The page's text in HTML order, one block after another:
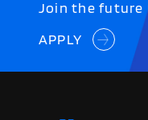
Join the future
APPLY